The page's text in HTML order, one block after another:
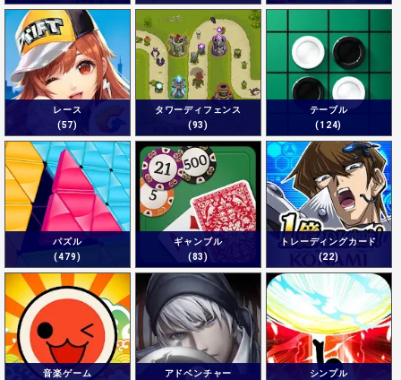
レース
(57)
タワーディフェンス
(93)
テーブル
(124)
パズル
(479)
ギャンブル
(83)
トレーディングカード
(22)
音楽ゲーム
アドベンチャー
シンプル